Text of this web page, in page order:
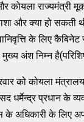
कोयला राज्यमंत्री
और क्या हो सकती
के लिए कैबिनेट
अंश निम्न
को कोयला
धर्मेन्द्र प्रधान के
के अधिकारी के लिए